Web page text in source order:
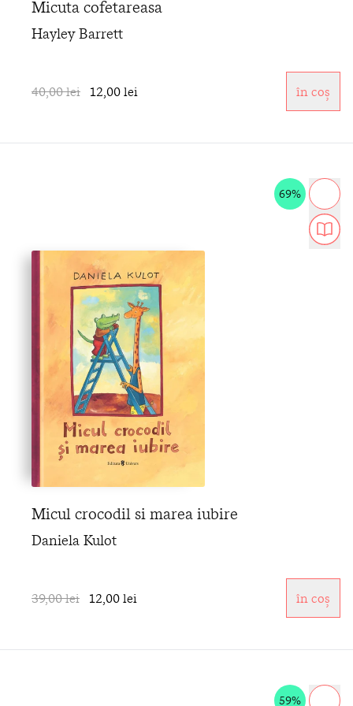
Micuta cofetareasa
Hayley Barrett
40,00 lei 12,00 lei în coș
69%
Micul crocodil si marea iubire
Daniela Kulot
39,00 lei 12,00 lei în coș
59%